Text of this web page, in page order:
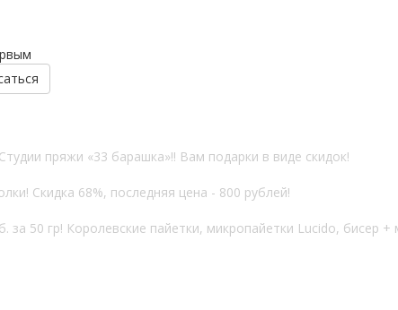
пряжи «33 барашка»!! Вам подарки в виде скидок!
Скидка 68%, последняя цена - 800 рублей!
за 50 гр! Королевские пайетки, микропайетки Lucido, бисер